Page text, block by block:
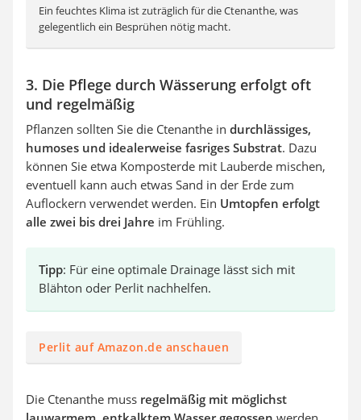
Ein feuchtes Klima ist zuträglich für die Ctenanthe, was
gelegentlich ein Besprühen nötig macht.
3. Die Pflege durch Wässerung erfolgt oft
und regelmäßig
Pflanzen sollten Sie die Ctenanthe in durchlässiges,
humoses und idealerweise fasriges Substrat. Dazu
können Sie etwa Komposterde mit Lauberde mischen,
eventuell kann auch etwas Sand in der Erde zum
Auflockern verwendet werden. Ein Umtopfen erfolgt
alle zwei bis drei Jahre im Frühling.
Tipp: Für eine optimale Drainage lässt sich mit
Blähton oder Perlit nachhelfen.
Perlit auf Amazon.de anschauen
Die Ctenanthe muss regelmäßig mit möglichst